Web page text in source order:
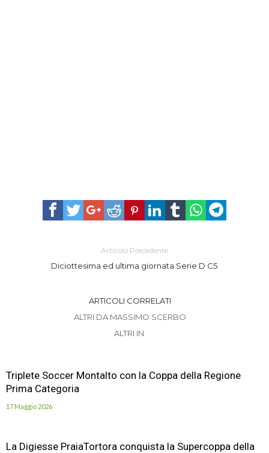
Articolo Precedente
Diciottesima ed ultima giornata Serie D C5
ARTICOLI CORRELATI
ALTRI DA MASSIMO SCERBO
ALTRI IN
Triplete Soccer Montalto con la Coppa della Regione
Prima Categoria
17 Maggio 2026
La Digiesse PraiaTortora conquista la Supercoppa della